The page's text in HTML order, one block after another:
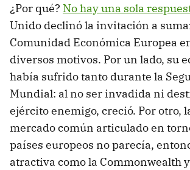
¿Por qué? No hay una sola
Unido declinó la invitación a
Comunidad Económica Europea
diversos motivos. Por un lado, su
había sufrido tanto durante la
Mundial: al no ser invadida ni
ejército enemigo, creció. Por otro,
mercado común articulado en
países europeos no parecía,
atractiva como la Commonwealth